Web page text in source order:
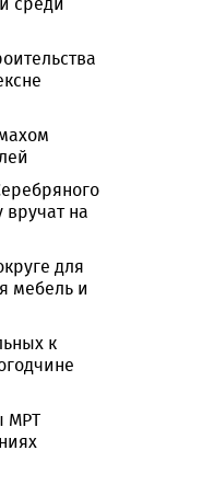
на
для
мебель и
к
МРТ